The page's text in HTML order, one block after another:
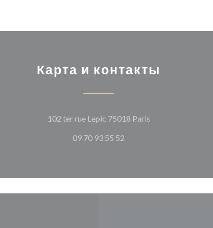
Карта и контакты
102 ter rue Lepic 75018 Paris((открывается в
09 70 93 55 52